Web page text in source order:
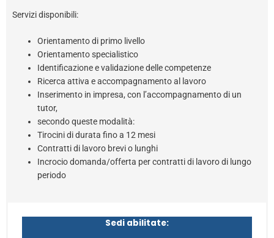
Servizi disponibili:
Orientamento di primo livello
Orientamento specialistico
Identificazione e validazione delle competenze
Ricerca attiva e accompagnamento al lavoro
Inserimento in impresa, con l’accompagnamento di un
tutor,
secondo queste modalità:
Tirocini di durata fino a 12 mesi
Contratti di lavoro brevi o lunghi
Incrocio domanda/offerta per contratti di lavoro di lungo
periodo
Sedi abilitate: